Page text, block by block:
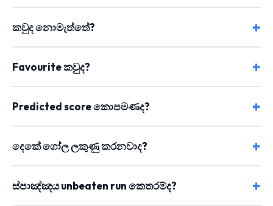
කවුද නොමැත්තේ?
Favourite කවුද?
Predicted score කොපමණද?
දෙකේ ගෝල ලකුණු කරනවාද?
ස්පාඤ්ඤය unbeaten run කෙතරම්ද?